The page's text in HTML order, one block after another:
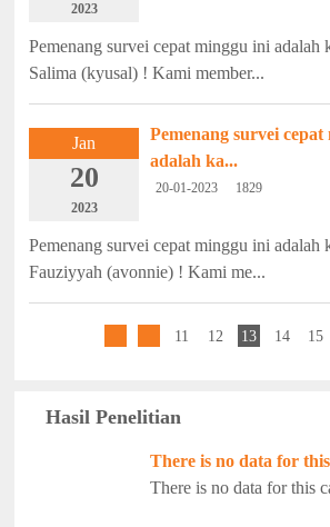
2023
Pemenang survei cepat minggu ini adalah
Salima (kyusal) ! Kami member...
Jan
20
2023
Pemenang survei
adalah ka...
20-01-2023 1829
Pemenang survei cepat minggu ini adalah
Fauziyyah (avonnie) ! Kami me...
11 12 13 14 15
Hasil Penelitian
There is no data for
There is no data for this